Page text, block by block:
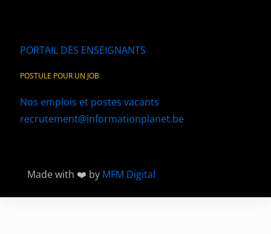
PORTAIL DES ENSEIGNANTS
POSTULE POUR UN JOB
Nos emplois et postes vacants
recrutement@informationplanet.be
Made with ❤️ by MFM Digital